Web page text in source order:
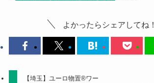
よかったらシェアしてね！
【埼玉】ユーロ物置®ワー